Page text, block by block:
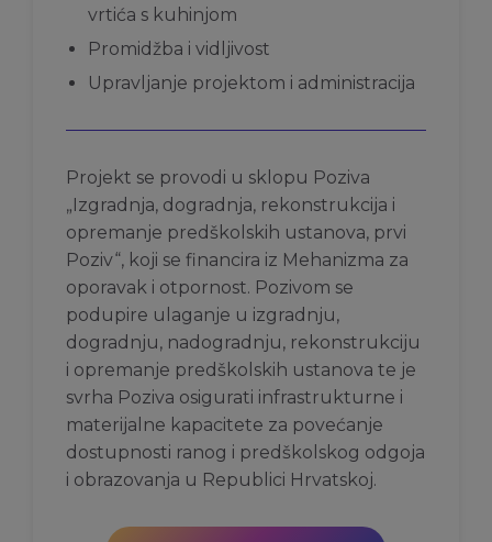
vrtića s kuhinjom
Promidžba i vidljivost
Upravljanje projektom i administracija
Projekt se provodi u sklopu Poziva
„Izgradnja, dogradnja, rekonstrukcija i
opremanje predškolskih ustanova, prvi
Poziv“, koji se financira iz Mehanizma za
oporavak i otpornost. Pozivom se
podupire ulaganje u izgradnju,
dogradnju, nadogradnju, rekonstrukciju
i opremanje predškolskih ustanova te je
svrha Poziva osigurati infrastrukturne i
materijalne kapacitete za povećanje
dostupnosti ranog i predškolskog odgoja
i obrazovanja u Republici Hrvatskoj.